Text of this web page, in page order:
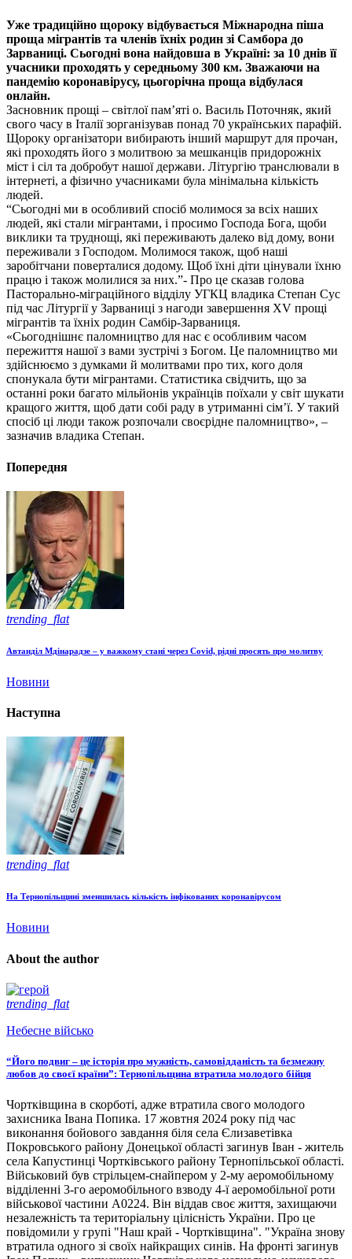
Уже традиційно щороку відбувається Міжнародна піша
проща мігрантів та членів їхніх родин зі Самбора до
Зарваниці. Сьогодні вона найдовша в Україні: за 10 днів її
учасники проходять у середньому 300 км. Зважаючи на
пандемію коронавірусу, цьогорічна проща відбулася
онлайн.
Засновник прощі – світлої пам’яті о. Василь Поточняк, який
свого часу в Італії зорганізував понад 70 українських парафій.
Щороку організатори вибирають інший маршрут для прочан,
які проходять його з молитвою за мешканців придорожніх
міст і сіл та добробут нашої держави. Літургію транслювали в
інтернеті, а фізично учасниками була мінімальна кількість
людей.
“Сьогодні ми в особливий спосіб молимося за всіх наших
людей, які стали мігрантами, і просимо Господа Бога, щоби
виклики та труднощі, які переживають далеко від дому, вони
переживали з Господом. Молимося також, щоб наші
заробітчани поверталися додому. Щоб їхні діти цінували їхню
працю і також молилися за них.”- Про це сказав голова
Пасторально-міграційного відділу УГКЦ владика Степан Сус
під час Літургії у Зарваниці з нагоди завершення XV прощі
мігрантів та їхніх родин Самбір-Зарваниця.
«Сьогоднішнє паломництво для нас є особливим часом
пережиття нашої з вами зустрічі з Богом. Це паломництво ми
здійснюємо з думками й молитвами про тих, кого доля
спонукала бути мігрантами. Статистика свідчить, що за
останні роки багато мільйонів українців поїхали у світ шукати
кращого життя, щоб дати собі раду в утриманні сім’ї. У такий
спосіб ці люди також розпочали своєрідне паломництво», –
зазначив владика Степан.
Попередня
trending_flat
Автанділ Мдінарадзе – у важкому стані через Covid, рідні просять про молитву
Новини
Наступна
trending_flat
На Тернопільщині зменшилась кількість інфікованих коронавірусом
Новини
About the author
trending_flat
Небесне військо
“Його подвиг – це історія про мужність, самовідданість та безмежну
любов до своєї країни”: Тернопільщина втратила молодого бійця
Чортківщина в скорботі, адже втратила свого молодого
захисника Івана Попика. 17 жовтня 2024 року під час
виконання бойового завдання біля села Єлизаветівка
Покровського району Донецької області загинув Іван - житель
села Капустинці Чортківського району Тернопільської області.
Військовий був стрільцем-снайпером у 2-му аеромобільному
відділенні 3-го аеромобільного взводу 4-ї аеромобільної роти
військової частини А0224. Він віддав своє життя, захищаючи
незалежність та територіальну цілісність України. Про це
повідомили у групі "Наш край - Чортківщина". "Україна знову
втратила одного зі своїх найкращих синів. На фронті загинув